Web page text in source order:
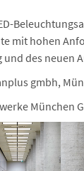
mit hohen
des neuen
gmbh,
München